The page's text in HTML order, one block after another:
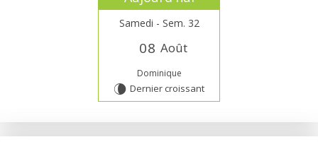
Samedi - Sem. 32
08 Août
Dominique
V Dernier croissant